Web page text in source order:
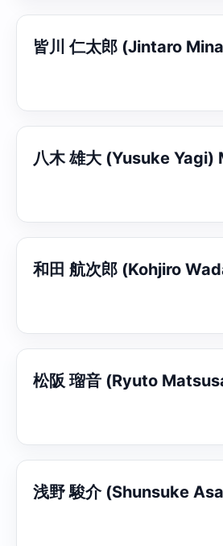
皆川 仁太郎 (Jintaro
八木 雄大 (Yusuke Yagi)
和田 航次郎 (Kohjiro
松阪 瑠音 (Ryuto
浅野 駿介 (Shunsuke